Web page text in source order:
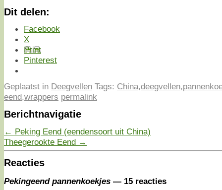
Dit delen:
Facebook
X
Print
Pinterest
Geplaatst in Deegvellen Tags: China,deegvellen,
eend,wrappers permalink
Berichtnavigatie
← Peking Eend (eendensoort uit China)
Theegerookte Eend →
Reacties
Pekingeend pannenkoekjes — 15 reacties